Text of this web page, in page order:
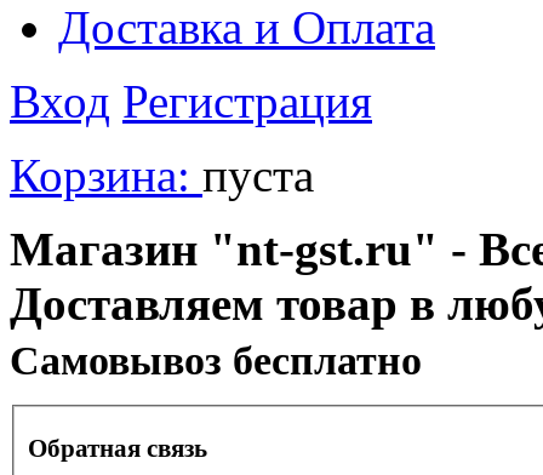
Доставка и Оплата
Вход Регистрация
Корзина: пуста
Магазин "nt-gst.ru" -
Доставляем товар в
Cамовывоз бесплатно
Обратная связь